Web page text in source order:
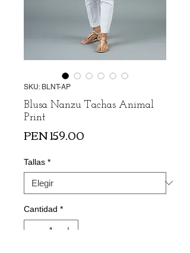
SKU: BLNT-AP
Blusa Nanzu Tachas Animal
Print
PEN 159.00
Tallas *
Cantidad *